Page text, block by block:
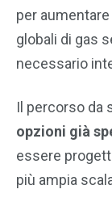
per
globali di gas
necessario
Il percorso da
opzioni già
essere
più ampia